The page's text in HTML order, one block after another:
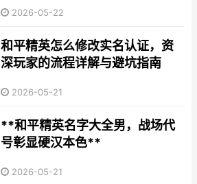
2026-05-22
和平精英怎么修改实名认证，资
深玩家的流程详解与避坑指南
2026-05-21
**和平精英名字大全男，战场代
号彰显硬汉本色**
2026-05-21